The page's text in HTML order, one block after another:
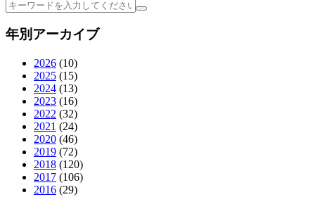
年別アーカイブ
2026 (10)
2025 (15)
2024 (13)
2023 (16)
2022 (32)
2021 (24)
2020 (46)
2019 (72)
2018 (120)
2017 (106)
2016 (29)